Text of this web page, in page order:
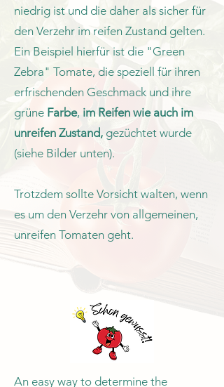
niedrig ist und die daher als sicher für
den Verzehr im reifen Zustand gelten.
Ein Beispiel hierfür ist die "Green
Zebra" Tomate, die speziell für ihren
erfrischenden Geschmack und ihre
grüne Farbe, im Reifen wie auch im
unreifen Zustand, gezüchtet wurde
(siehe Bilder unten).
Trotzdem sollte Vorsicht walten, wenn
es um den Verzehr von allgemeinen,
unreifen Tomaten geht.
An easy way to determine the